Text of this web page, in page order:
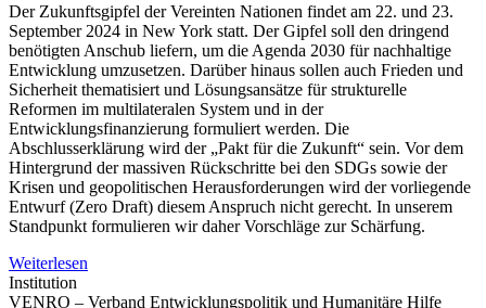
Der Zukunftsgipfel der Vereinten Nationen findet am 22. und 23.
September 2024 in New York statt. Der Gipfel soll den dringend
benötigten Anschub liefern, um die Agenda 2030 für nachhaltige
Entwicklung umzusetzen. Darüber hinaus sollen auch Frieden und
Sicherheit thematisiert und Lösungsansätze für strukturelle
Reformen im multilateralen System und in der
Entwicklungsfinanzierung formuliert werden. Die
Abschlusserklärung wird der „Pakt für die Zukunft“ sein. Vor dem
Hintergrund der massiven Rückschritte bei den SDGs sowie der
Krisen und geopolitischen Herausforderungen wird der vorliegende
Entwurf (Zero Draft) diesem Anspruch nicht gerecht. In unserem
Standpunkt formulieren wir daher Vorschläge zur Schärfung.
Weiterlesen
Institution
VENRO – Verband Entwicklungspolitik und Humanitäre Hilfe